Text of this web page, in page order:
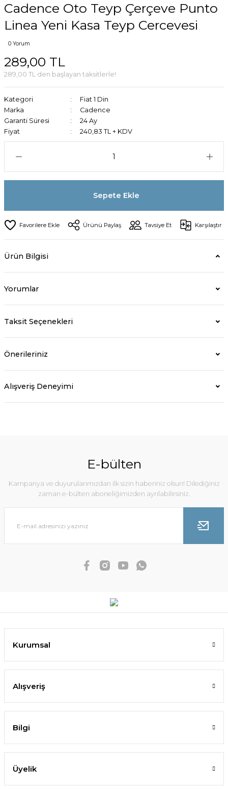
Cadence Oto Teyp Çerçeve Punto
Linea Yeni Kasa Teyp Cercevesi
0 Yorum
289,00 TL
289,00 TL den başlayan taksitlerle!
Kategori
Fiat 1 Din
Marka
Cadence
Garanti Süresi
24 Ay
Fiyat
240,83 TL + KDV
Sepete Ekle
Ürünü Paylaş Tavsiye Et Karşılaştır
Ürün Bilgisi
Yorumlar
Taksit Seçenekleri
Önerileriniz
Alışveriş Deneyimi
E-bülten
Kampanya ve duyurularımızdan ilk sizin haberiniz olsun! Dilediğiniz
zaman e-bülten aboneliğimizden ayrılabilirsiniz.
Kurumsal
Alışveriş
Bilgi
Üyelik